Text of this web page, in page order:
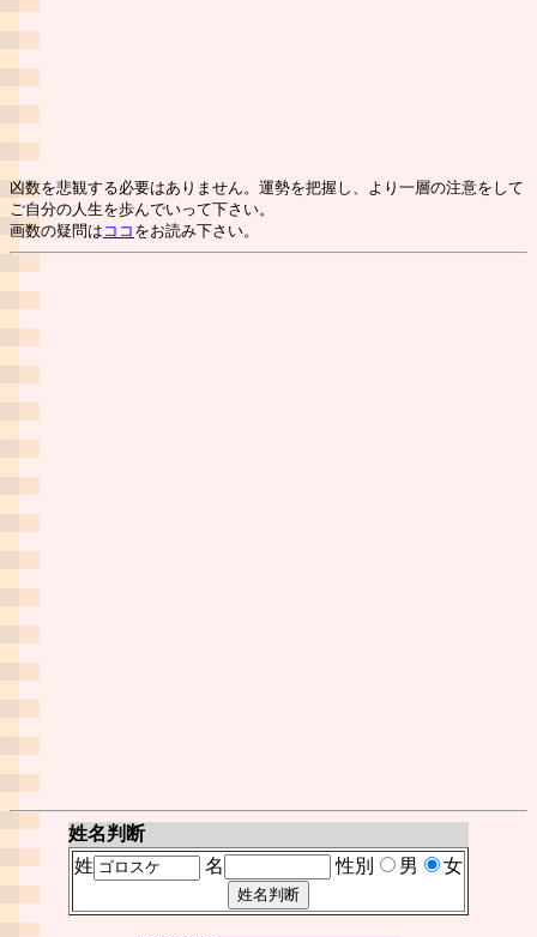
凶数を悲観する必要はありません。運勢を把握し、より一層の注意をして
ご自分の人生を歩んでいって下さい。
画数の疑問は ココ をお読み下さい。
姓名判断
姓
名 性別 男 女